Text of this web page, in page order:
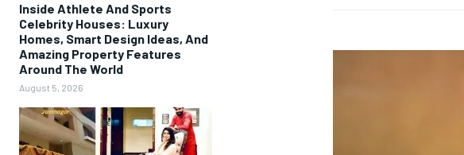
Inside Athlete And Sports
Celebrity Houses: Luxury
Homes, Smart Design Ideas, And
Amazing Property Features
Around The World
August 5, 2026